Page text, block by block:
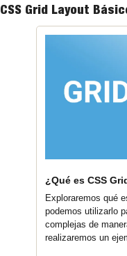
CSS Grid Layout
¿Qué es CSS
Exploraremos qué
podemos utilizarlo
complejas de
realizaremos un